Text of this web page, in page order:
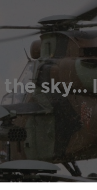
the sky... I